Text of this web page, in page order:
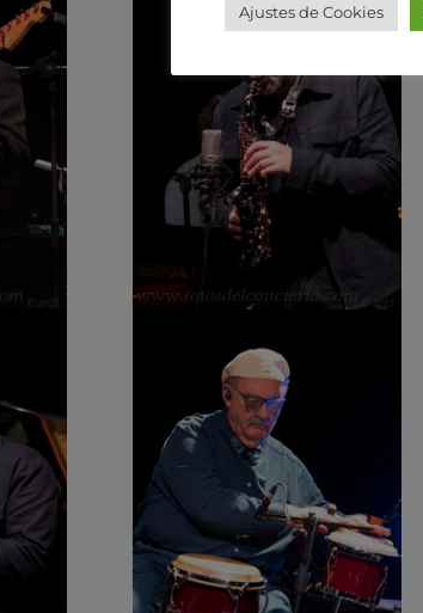
Ajustes de Cookies